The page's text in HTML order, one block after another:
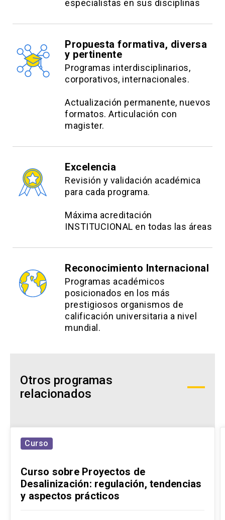
especialistas en sus disciplinas
Propuesta formativa, diversa
y pertinente
Programas interdisciplinarios,
corporativos, internacionales.
Actualización permanente, nuevos
formatos. Articulación con
magister.
Excelencia
Revisión y validación académica
para cada programa.
Máxima acreditación
INSTITUCIONAL en todas las áreas
Reconocimiento Internacional
Programas académicos
posicionados en los más
prestigiosos organismos de
calificación universitaria a nivel
mundial.
Otros programas
relacionados
Curso
Curso sobre Proyectos de
Desalinización: regulación, tendencias
y aspectos prácticos